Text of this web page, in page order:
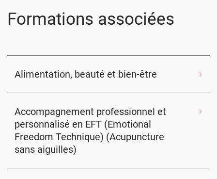
Formations associées
Alimentation, beauté et bien-être
Accompagnement professionnel et
personnalisé en EFT (Emotional
Freedom Technique) (Acupuncture
sans aiguilles)